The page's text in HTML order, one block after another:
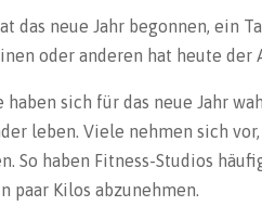
das neue Jahr begonnen, ein
oder anderen hat heute
haben sich für das neue Jahr
leben. Viele nehmen sich
So haben Fitness-Studios
paar Kilos abzunehmen.